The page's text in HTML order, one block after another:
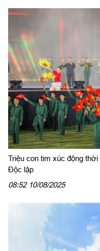
Triệu con tim xúc động
Độc lập
08:52 10/08/2025